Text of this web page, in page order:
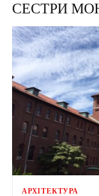
СЕСТРИ
АРХІТЕКТУРА